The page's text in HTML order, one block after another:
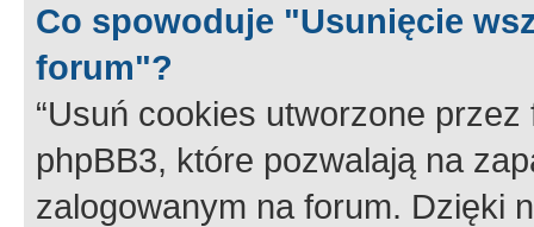
Co spowoduje "Usunięcie
forum"?
“Usuń cookies utworzone
phpBB3, które pozwalają na
zalogowanym na forum. Dzięki